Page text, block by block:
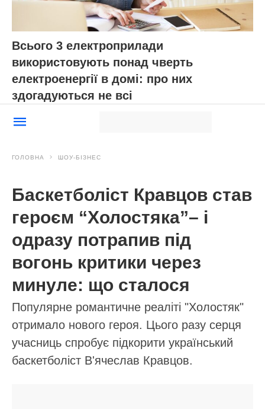
Всього 3 електроприлади
використовують понад чверть
електроенергії в домі: про них
здогадуються не всі